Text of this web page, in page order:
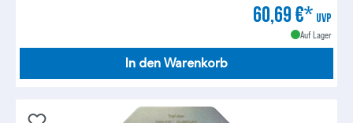
60,69 €* UVP
Auf Lager
In den Warenkorb